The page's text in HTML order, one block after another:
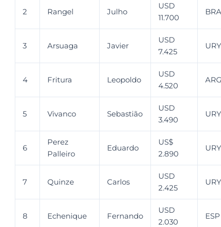
2 Rangel Julho
USD
11.700
BRA
3 Arsuaga Javier
USD
7.425
URY
4 Fritura Leopoldo
USD
4.520
5 Vivanco Sebastião
USD
3.490
URY
6
Perez
Palleiro
Eduardo
US$
2.890
URY
7 Quinze Carlos
USD
2.425
URY
8 Echenique Fernando
USD
2.030
ESP